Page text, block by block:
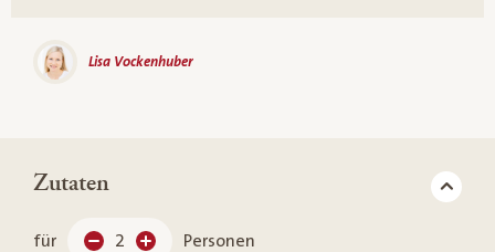
Lisa Vockenhuber
Zutaten
für 2 Personen